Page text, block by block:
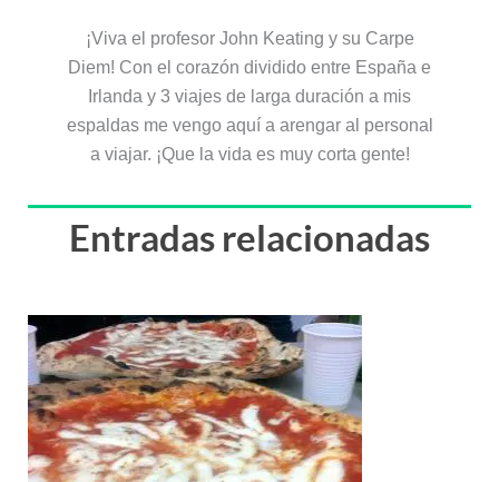
¡Viva el profesor John Keating y su Carpe
Diem! Con el corazón dividido entre España e
Irlanda y 3 viajes de larga duración a mis
espaldas me vengo aquí a arengar al personal
a viajar. ¡Que la vida es muy corta gente!
Entradas relacionadas